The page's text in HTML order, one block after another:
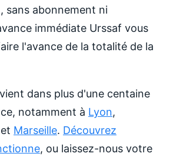
sans abonnement ni
immédiate Urssaf vous
l'avance de la totalité de la
dans plus d'une centaine
notamment à Lyon,
et Marseille. Découvrez
, ou laissez-nous votre